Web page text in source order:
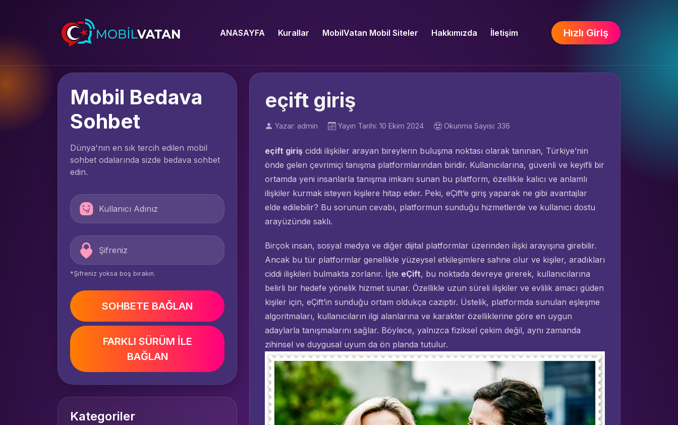
ANASAYFA Kurallar MobilVatan Mobil Siteler Hakkımızda İletişim Hızlı Giriş
eçift giriş
Yazar: admin Yayın Tarihi: 10 Ekim 2024 Okunma Sayısı: 336
eçift giriş ciddi ilişkiler arayan bireylerin buluşma noktası olarak tanınan, Türkiye’nin
önde gelen çevrimiçi tanışma platformlarından biridir. Kullanıcılarına, güvenli ve keyifli bir
ortamda yeni insanlarla tanışma imkanı sunan bu platform, özellikle kalıcı ve anlamlı
ilişkiler kurmak isteyen kişilere hitap eder. Peki, eÇift’e giriş yaparak ne gibi avantajlar
elde edilebilir? Bu sorunun cevabı, platformun sunduğu hizmetlerde ve kullanıcı dostu
arayüzünde saklı.
Birçok insan, sosyal medya ve diğer dijital platformlar üzerinden ilişki arayışına girebilir.
Ancak bu tür platformlar genellikle yüzeysel etkileşimlere sahne olur ve kişiler, aradıkları
ciddi ilişkileri bulmakta zorlanır. İşte eÇift, bu noktada devreye girerek, kullanıcılarına
belirli bir hedefe yönelik hizmet sunar. Özellikle uzun süreli ilişkiler ve evlilik amacı güden
kişiler için, eÇift’in sunduğu ortam oldukça caziptir. Üstelik, platformda sunulan eşleşme
algoritmaları, kullanıcıların ilgi alanlarına ve karakter özelliklerine göre en uygun
adaylarla tanışmalarını sağlar. Böylece, yalnızca fiziksel çekim değil, aynı zamanda
zihinsel ve duygusal uyum da ön planda tutulur.
Mobil Bedava
Sohbet
Dünya'nın en sık tercih edilen mobil
sohbet odalarında sizde bedava sohbet
edin.
*Şifreniz yoksa boş bırakın.
SOHBETE BAĞLAN
FARKLI SÜRÜM İLE
BAĞLAN
Kategoriler